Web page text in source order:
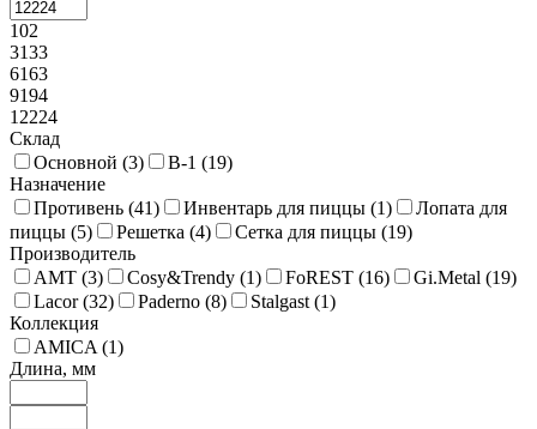
102
3133
6163
9194
12224
Склад
Основной (3) В-1 (19)
Назначение
Противень (41) Инвентарь для пиццы (1)
Лопата для
пиццы (5) Решетка (4) Сетка для пиццы (19)
Производитель
AMT (3) Cosy&Trendy (1) FoREST (16) Gi.Metal (19)
Lacor (32) Paderno (8) Stalgast (1)
Коллекция
AMICA (1)
Длина, мм